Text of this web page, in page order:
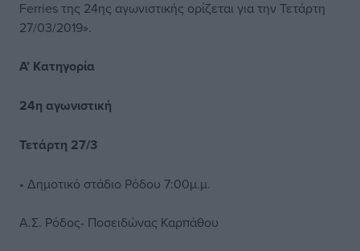
Ferries της 24ης αγωνιστικής ορίζεται για την Τετάρτη
27/03/2019».
Α’ Κατηγορία
24η αγωνιστική
Τετάρτη 27/3
• Δημοτικό στάδιο Ρόδου 7:00μ.μ.
Α.Σ. Ρόδος- Ποσειδώνας Καρπάθου